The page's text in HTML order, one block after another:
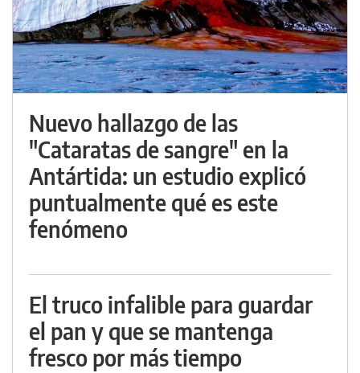
Nuevo hallazgo de las
"Cataratas de sangre" en la
Antártida: un estudio explicó
puntualmente qué es este
fenómeno
El truco infalible para guardar
el pan y que se mantenga
fresco por más tiempo